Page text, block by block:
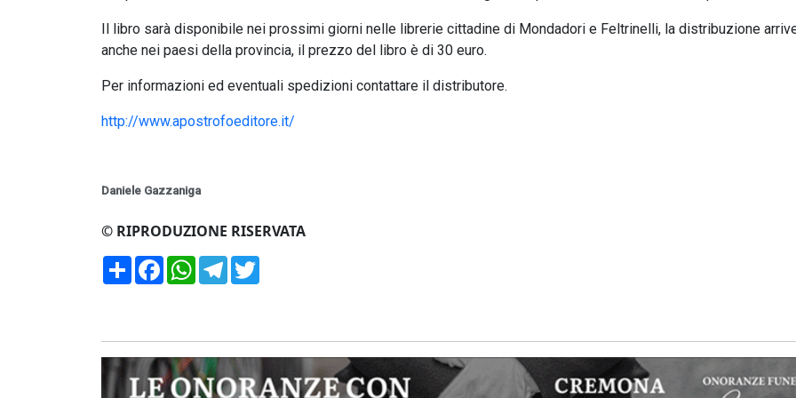
Il libro sarà disponibile nei prossimi giorni nelle librerie cittadine di Mondadori e Feltrinelli, la distribuzione
anche nei paesi della provincia, il prezzo del libro è di 30 euro.
Per informazioni ed eventuali spedizioni contattare il distributore.
http://www.apostrofoeditore.it/
Daniele Gazzaniga
© RIPRODUZIONE RISERVATA
CondividiFacebookWhatsApp
Telegram